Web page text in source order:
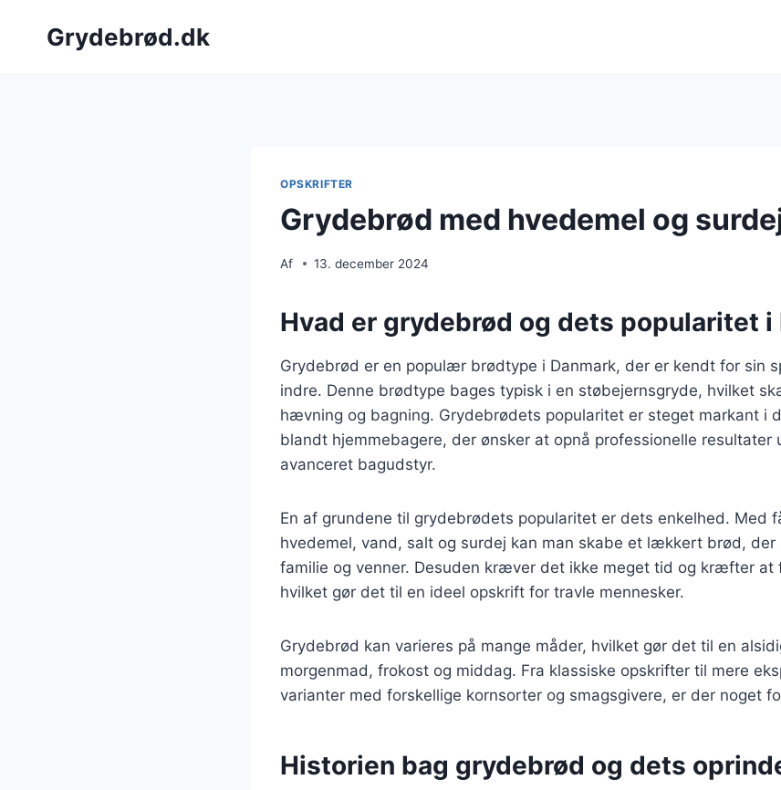
Grydebrød.dk
OPSKRIFTER
Grydebrød med hvedemel og
Af 13. december 2024
Hvad er grydebrød og dets popularitet i
Grydebrød er en populær brødtype i Danmark, der er kendt for sin
indre. Denne brødtype bages typisk i en støbejernsgryde, hvilket
hævning og bagning. Grydebrødets popularitet er steget markant i
blandt hjemmebagere, der ønsker at opnå professionelle resultater
avanceret bagudstyr.
En af grundene til grydebrødets popularitet er dets enkelhed. Med
hvedemel, vand, salt og surdej kan man skabe et lækkert brød, der
familie og venner. Desuden kræver det ikke meget tid og kræfter at
hvilket gør det til en ideel opskrift for travle mennesker.
Grydebrød kan varieres på mange måder, hvilket gør det til en
morgenmad, frokost og middag. Fra klassiske opskrifter til mere
varianter med forskellige kornsorter og smagsgivere, er der noget
Historien bag grydebrød og dets